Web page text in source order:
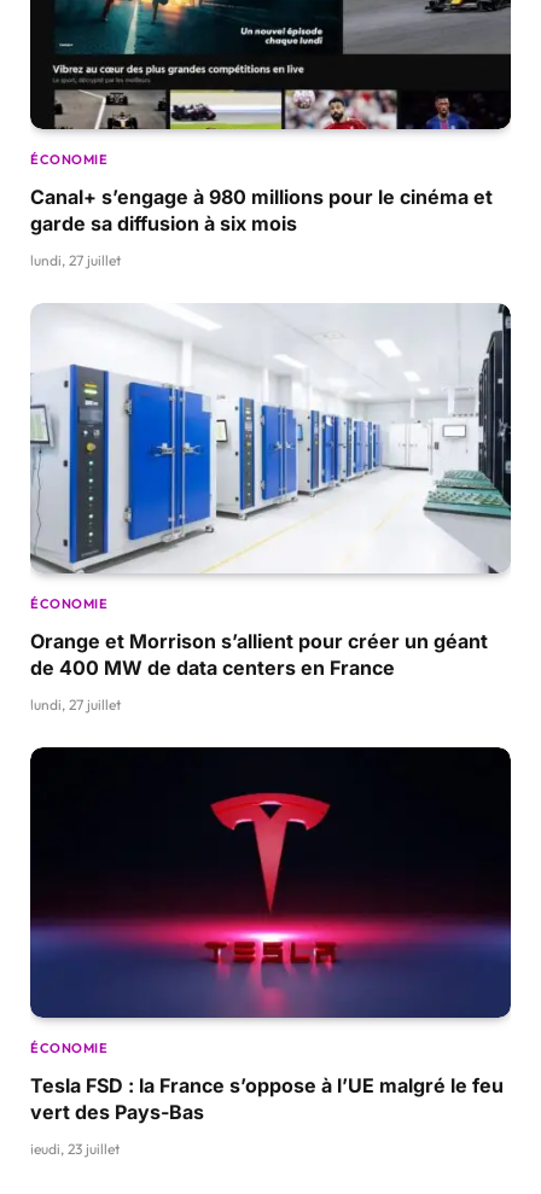
ÉCONOMIE
Canal+ s’engage à 980 millions pour le cinéma et
garde sa diffusion à six mois
lundi, 27 juillet
ÉCONOMIE
Orange et Morrison s’allient pour créer un géant
de 400 MW de data centers en France
lundi, 27 juillet
ÉCONOMIE
Tesla FSD : la France s’oppose à l’UE malgré le feu
vert des Pays-Bas
jeudi, 23 juillet